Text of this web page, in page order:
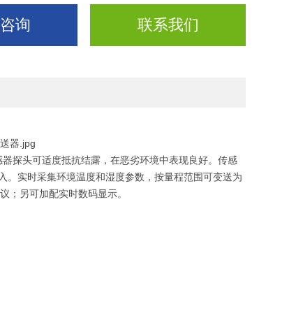
询 联系我们
探头可适度抵抗结露，在恶劣环境中表现良好。传感
实时采集环境温度和湿度参数，按量程范围可变送为
；另可加配实时数码显示。